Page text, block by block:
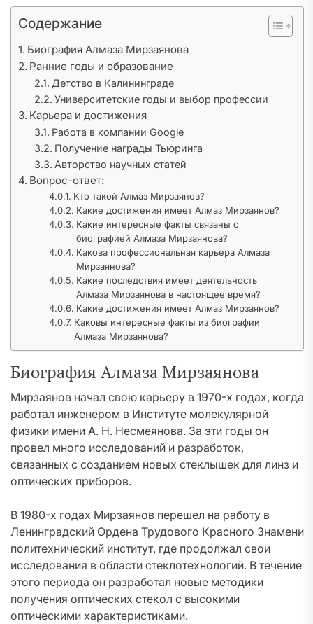
Содержание
Биография Алмаза Мирзаянова
Ранние годы и образование
Детство в Калининграде
Университетские годы и выбор профессии
Карьера и достижения
Работа в компании Google
Получение награды Тьюринга
Авторство научных статей
Вопрос-ответ:
Кто такой Алмаз Мирзаянов?
Какие достижения имеет Алмаз Мирзаянов?
Какие интересные факты связаны с
биографией Алмаза Мирзаянова?
Какова профессиональная карьера Алмаза
Мирзаянова?
Какие последствия имеет деятельность
Алмаза Мирзаянова в настоящее время?
Какие достижения имеет Алмаз Мирзаянов?
Каковы интересные факты из биографии
Алмаза Мирзаянова?
Биография Алмаза Мирзаянова
Мирзаянов начал свою карьеру в 1970-х годах, когда
работал инженером в Институте молекулярной
физики имени А. Н. Несмеянова. За эти годы он
провел много исследований и разработок,
связанных с созданием новых стеклышек для линз и
оптических приборов.
В 1980-х годах Мирзаянов перешел на работу в
Ленинградский Ордена Трудового Красного Знамени
политехнический институт, где продолжал свои
исследования в области стеклотехнологий. В течение
этого периода он разработал новые методики
получения оптических стекол с высокими
оптическими характеристиками.